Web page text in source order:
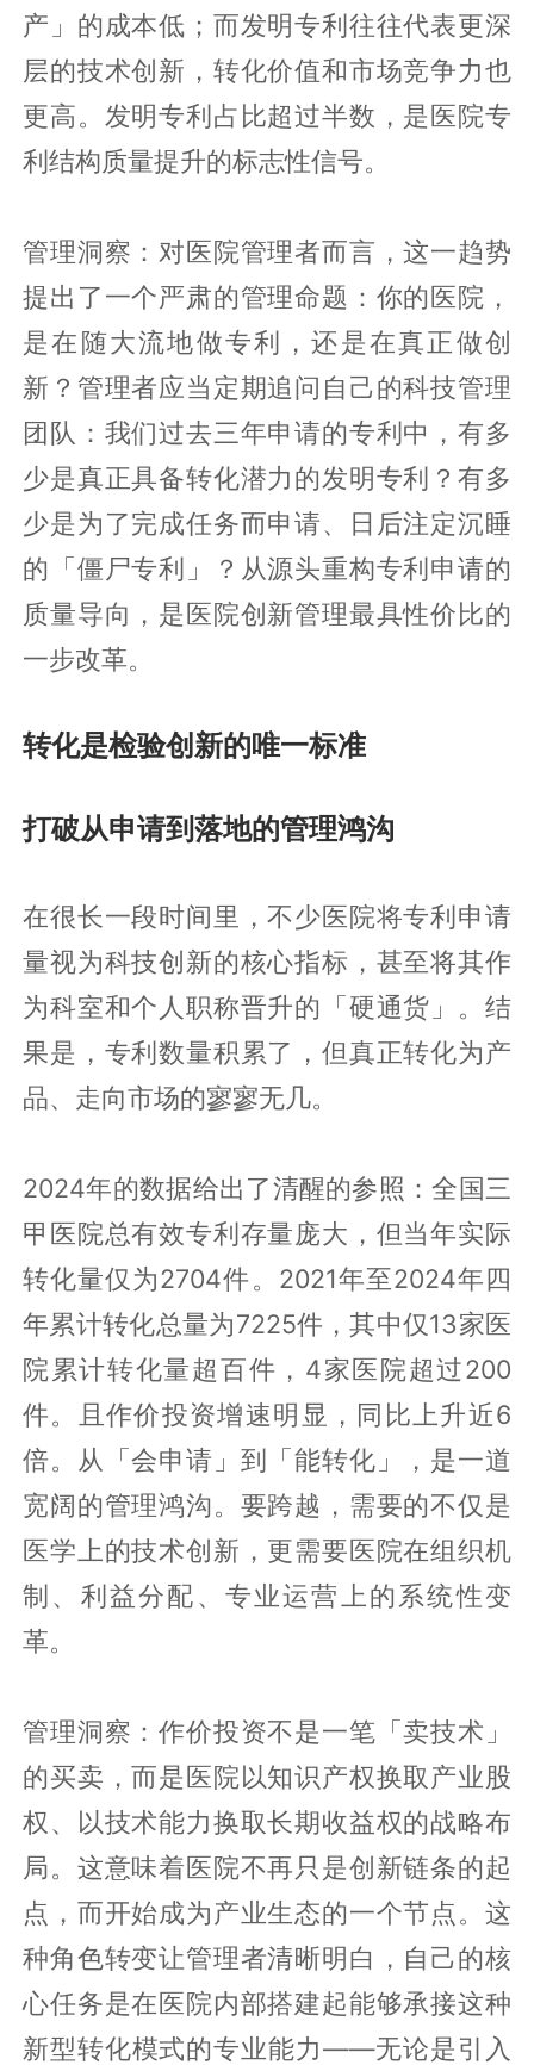
产」的成本低；而发明专利往往代表更深
层的技术创新，转化价值和市场竞争力也
更高。发明专利占比超过半数，是医院专
利结构质量提升的标志性信号。
管理洞察：对医院管理者而言，这一趋势
提出了一个严肃的管理命题：你的医院，
是在随大流地做专利，还是在真正做创
新？管理者应当定期追问自己的科技管理
团队：我们过去三年申请的专利中，有多
少是真正具备转化潜力的发明专利？有多
少是为了完成任务而申请、日后注定沉睡
的「僵尸专利」？从源头重构专利申请的
质量导向，是医院创新管理最具性价比的
一步改革。
转化是检验创新的唯一标准
打破从申请到落地的管理鸿沟
在很长一段时间里，不少医院将专利申请
量视为科技创新的核心指标，甚至将其作
为科室和个人职称晋升的「硬通货」。结
果是，专利数量积累了，但真正转化为产
品、走向市场的寥寥无几。
2024年的数据给出了清醒的参照：全国三
甲医院总有效专利存量庞大，但当年实际
转化量仅为2704件。2021年至2024年四
年累计转化总量为7225件，其中仅13家医
院累计转化量超百件，4家医院超过200
件。且作价投资增速明显，同比上升近6
倍。从「会申请」到「能转化」，是一道
宽阔的管理鸿沟。要跨越，需要的不仅是
医学上的技术创新，更需要医院在组织机
制、利益分配、专业运营上的系统性变
革。
管理洞察：作价投资不是一笔「卖技术」
的买卖，而是医院以知识产权换取产业股
权、以技术能力换取长期收益权的战略布
局。这意味着医院不再只是创新链条的起
点，而开始成为产业生态的一个节点。这
种角色转变让管理者清晰明白，自己的核
心任务是在医院内部搭建起能够承接这种
新型转化模式的专业能力——无论是引入